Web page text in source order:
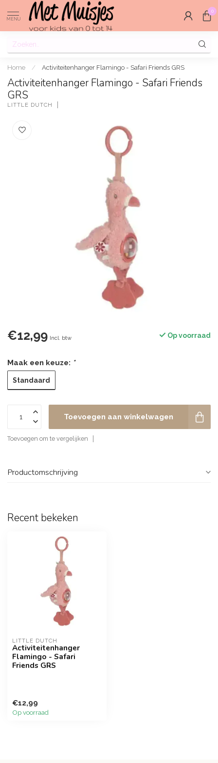
MENU
0
Home / Activiteitenhanger Flamingo - Safari Friends GRS
Activiteitenhanger Flamingo - Safari Friends
GRS
LITTLE DUTCH
€12,99 Incl. btw Op voorraad
Maak een keuze: *
Standaard
Toevoegen aan winkelwagen
Toevoegen om te vergelijken
Productomschrijving
Recent bekeken
LITTLE DUTCH
Activiteitenhanger
Flamingo - Safari
Friends GRS
€12,99
Op voorraad